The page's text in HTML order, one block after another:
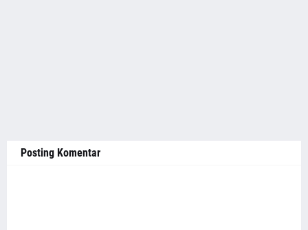
Posting Komentar